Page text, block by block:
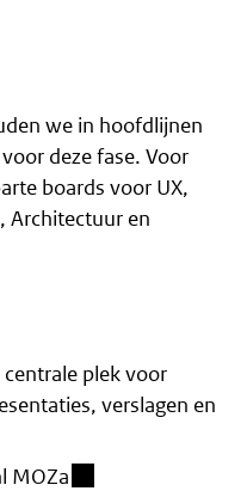
we in hoofdlijnen
deze fase. Voor
boards voor UX,
Architectuur en
plek voor
verslagen en
MOZa(besloten